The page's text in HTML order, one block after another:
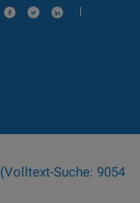
|
(Volltext-Suche: 9054